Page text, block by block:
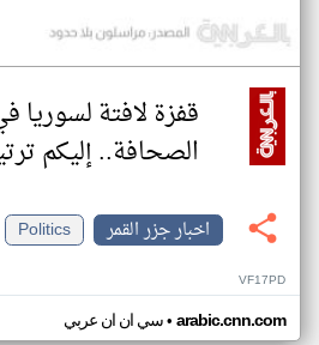
قفزة لافتة
الصحافة.. إليكم
اخبار جزر القمر
Politics
VF17PD
سي ان ان عربي• arabic.cnn.com